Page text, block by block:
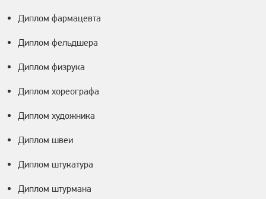
Диплом фармацевта
Диплом фельдшера
Диплом физрука
Диплом хореографа
Диплом художника
Диплом швеи
Диплом штукатура
Диплом штурмана